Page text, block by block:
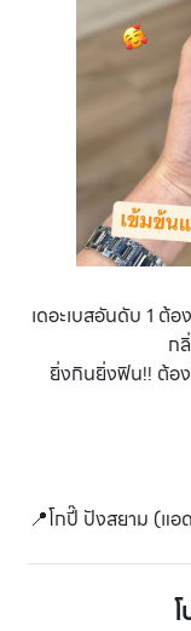
เดอะเบสอันดับ 1 ต้
ก
ยิ่งกินยิ่งฟิน!! ต้อ
📍โกปี๊ ปังสยาม (แอ